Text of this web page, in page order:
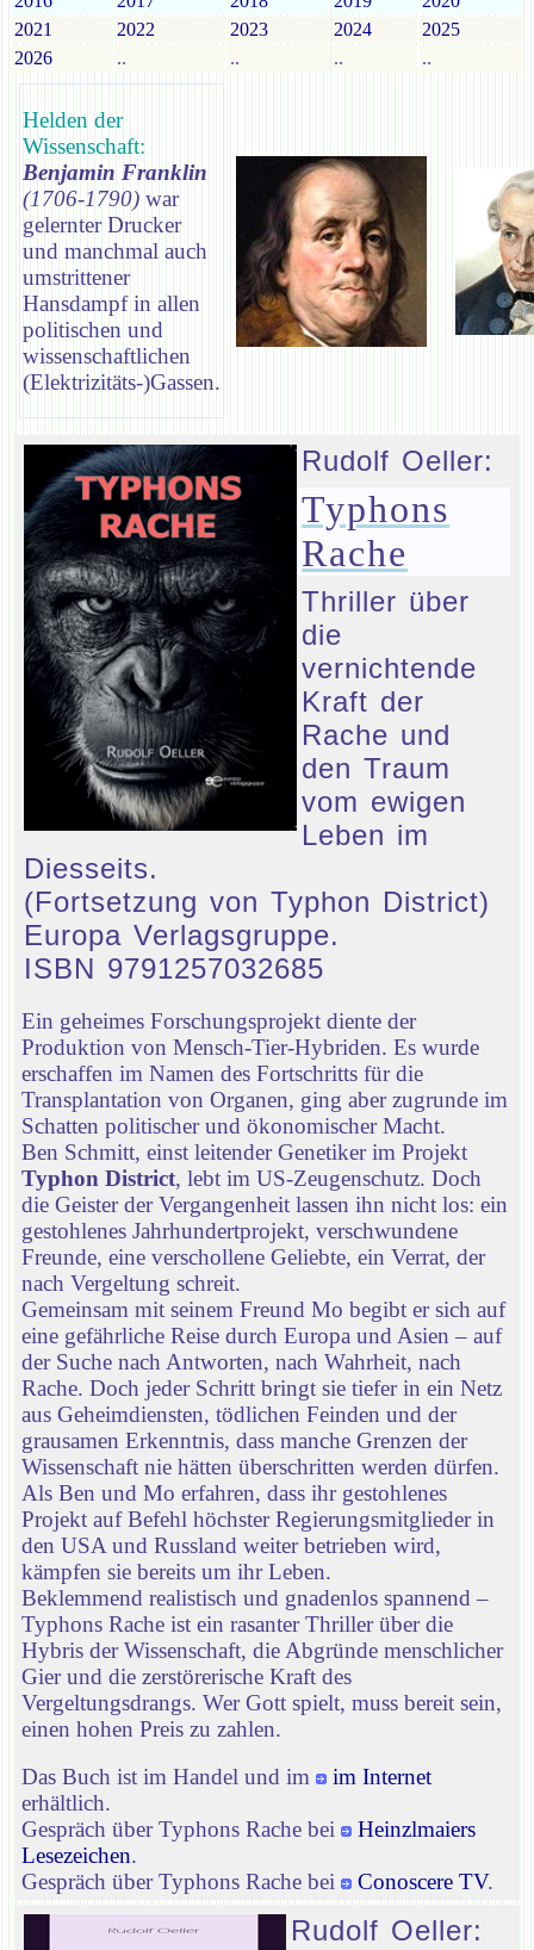
2021
2022 2023 2024
2025
2026
.. .. .. ..
Helden der
Wissenschaft:
Benjamin Franklin
(1706-1790) war
gelernter Drucker
und manchmal auch
umstrittener
Hansdampf in allen
politischen und
wissenschaftlichen
(Elektrizitäts-)Gassen.
Rudolf Oeller:
Typhons
Rache
Thriller über
die
vernichtende
Kraft der
Rache und
den Traum
vom ewigen
Leben im
Diesseits.
(Fortsetzung von Typhon District)
Europa Verlagsgruppe.
ISBN 9791257032685
Ein geheimes Forschungsprojekt diente der
Produktion von Mensch-Tier-Hybriden. Es wurde
erschaffen im Namen des Fortschritts für die
Transplantation von Organen, ging aber zugrunde im
Schatten politischer und ökonomischer Macht.
Ben Schmitt, einst leitender Genetiker im Projekt
Typhon District, lebt im US-Zeugenschutz. Doch
die Geister der Vergangenheit lassen ihn nicht los: ein
gestohlenes Jahrhundertprojekt, verschwundene
Freunde, eine verschollene Geliebte, ein Verrat, der
nach Vergeltung schreit.
Gemeinsam mit seinem Freund Mo begibt er sich auf
eine gefährliche Reise durch Europa und Asien – auf
der Suche nach Antworten, nach Wahrheit, nach
Rache. Doch jeder Schritt bringt sie tiefer in ein Netz
aus Geheimdiensten, tödlichen Feinden und der
grausamen Erkenntnis, dass manche Grenzen der
Wissenschaft nie hätten überschritten werden dürfen.
Als Ben und Mo erfahren, dass ihr gestohlenes
Projekt auf Befehl höchster Regierungsmitglieder in
den USA und Russland weiter betrieben wird,
kämpfen sie bereits um ihr Leben.
Beklemmend realistisch und gnadenlos spannend –
Typhons Rache ist ein rasanter Thriller über die
Hybris der Wissenschaft, die Abgründe menschlicher
Gier und die zerstörerische Kraft des
Vergeltungsdrangs. Wer Gott spielt, muss bereit sein,
einen hohen Preis zu zahlen.
Das Buch ist im Handel und im
im Internet
erhältlich.
Gespräch über Typhons Rache bei
Heinzlmaiers
Lesezeichen.
Gespräch über Typhons Rache bei
Conoscere TV.
Rudolf Oeller: